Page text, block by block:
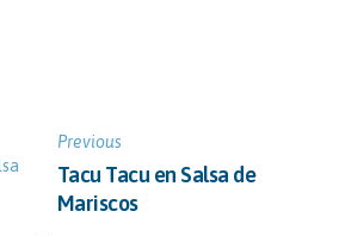
Previous
Tacu Tacu en Salsa de
Mariscos